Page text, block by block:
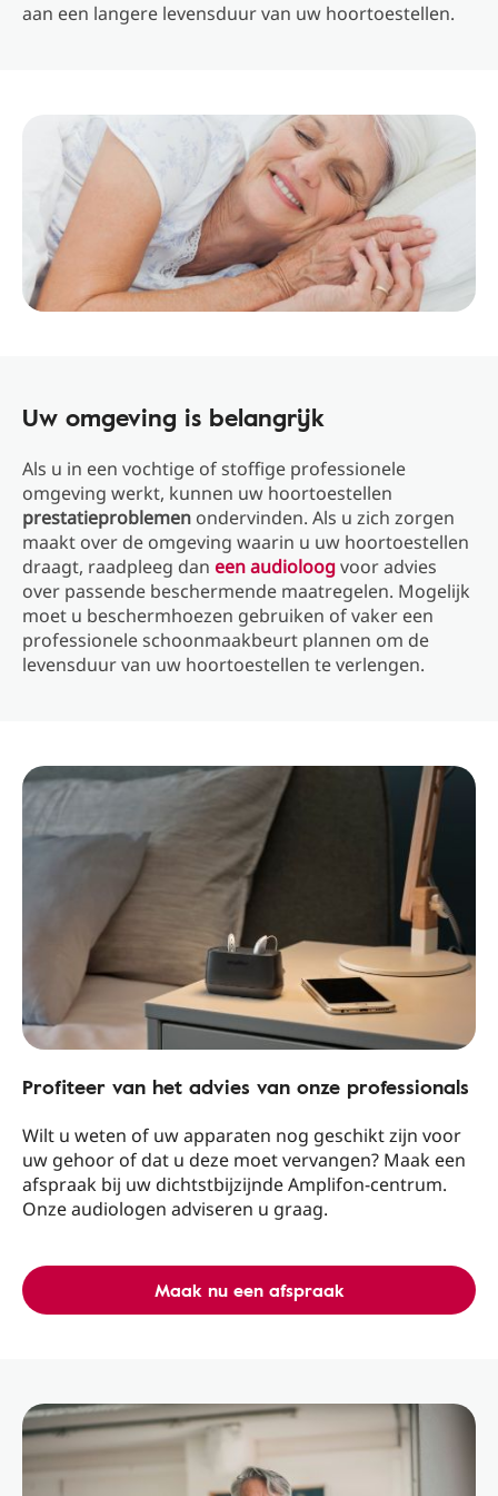
aan een langere levensduur van uw hoortoestellen.
Uw omgeving is belangrijk
Als u in een vochtige of stoffige professionele
omgeving werkt, kunnen uw hoortoestellen
prestatieproblemen ondervinden. Als u zich zorgen
maakt over de omgeving waarin u uw hoortoestellen
draagt, raadpleeg dan een audioloogvoor advies
over passende beschermende maatregelen. Mogelijk
moet u beschermhoezen gebruiken of vaker een
professionele schoonmaakbeurt plannen om de
levensduur van uw hoortoestellen te verlengen.
Profiteer van het advies van onze professionals
Wilt u weten of uw apparaten nog geschikt zijn voor
uw gehoor of dat u deze moet vervangen? Maak een
afspraak bij uw dichtstbijzijnde Amplifon-centrum.
Onze audiologen adviseren u graag.
Maak nu een afspraak